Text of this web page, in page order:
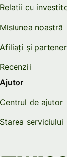
Relații cu
Misiunea noastră
Afiliați și
Recenzii
Ajutor
Centrul de ajutor
Starea serviciului